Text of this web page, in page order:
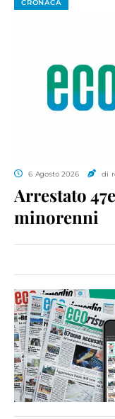
CRONACA
6 Agosto 2026 di
Arrestato
minorenni